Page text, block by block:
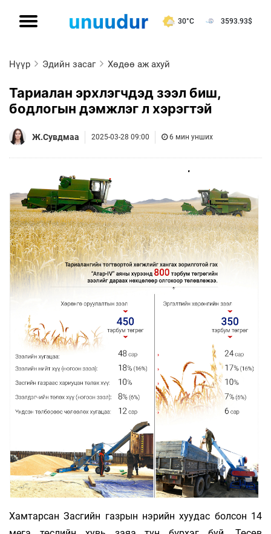
30°C 3593.93$
Нүүр Эдийн засаг Хөдөө аж ахуй
Тариалан эрхлэгчдэд зээл биш,
бодлогын дэмжлэг л хэрэгтэй
Ж.Сувдмаа 2025-03-28 09:00 6 мин унших
Хамтарсан Засгийн газрын нэрийн хуудас бол­­­сон 14